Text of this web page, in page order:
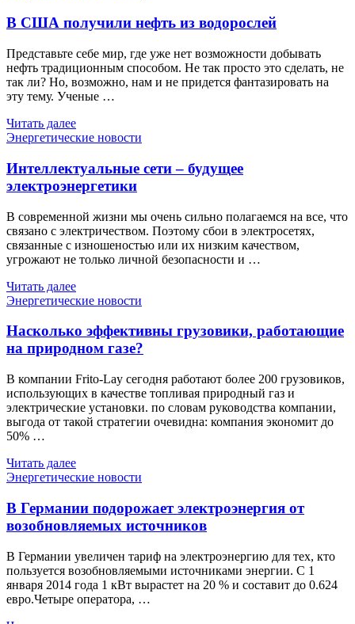
В США получили нефть из водорослей
Представьте себе мир, где уже нет возможности добывать
нефть традиционным способом. Не так просто это сделать, не
так ли? Но, возможно, нам и не придется фантазировать на
эту тему. Ученые …
Читать далее
Энергетические новости
Интеллектуальные сети – будущее
электроэнергетики
В современной жизни мы очень сильно полагаемся на все, что
связано с электричеством. Поэтому сбои в электросетях,
связанные с изношеностью или их низким качеством,
угрожают не только личной безопасности и …
Читать далее
Энергетические новости
Насколько эффективны грузовики, работающие
на природном газе?
В компании Frito-Lay сегодня работают более 200 грузовиков,
использующих в качестве топливая природный газ и
электрические установки. по словам руководства компании,
выгода от такой стратегии очевидна: компания экономит до
50% …
Читать далее
Энергетические новости
В Германии подорожает электроэнергия от
возобновляемых источников
В Германии увеличен тариф на электроэнергию для тех, кто
пользуется возобновляемыми источниками энергии. С 1
января 2014 года 1 кВт вырастет на 20 % и составит до 0.624
евро.Четыре оператора, …